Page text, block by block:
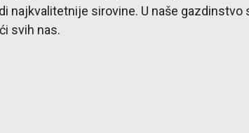
najkvalitetnije sirovine. U naše gazdinstvo
svih nas.